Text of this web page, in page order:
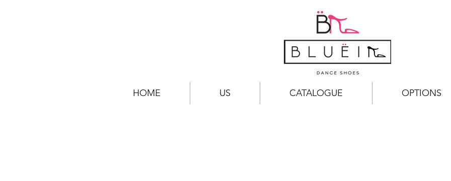
HOME US CATALOGUE OPTIONS